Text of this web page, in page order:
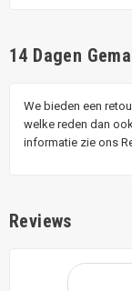
14 Dagen
We bieden een
welke reden dan
informatie zie ons
Reviews